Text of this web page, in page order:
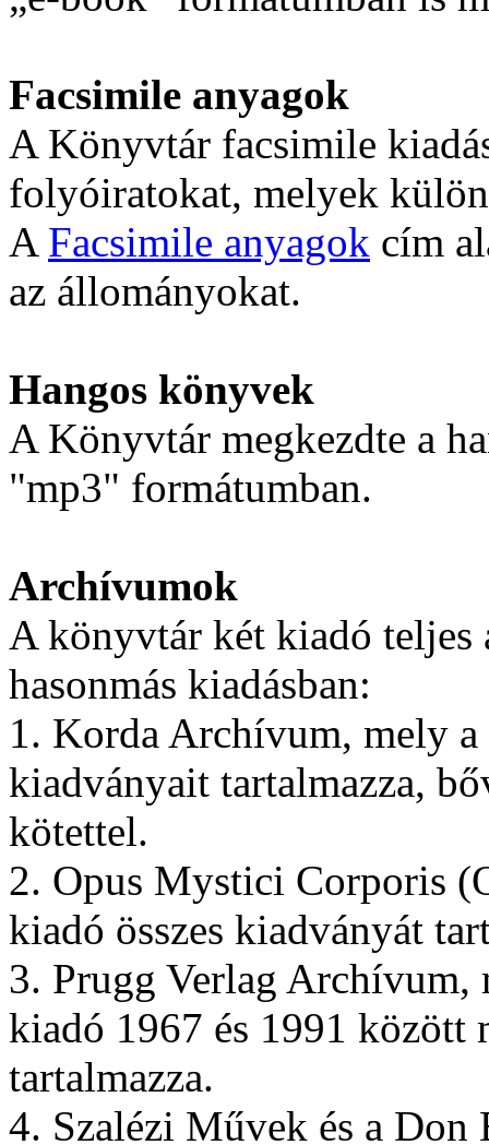
Facsimile anyagok
A Könyvtár facsimile
folyóiratokat, melyek
A Facsimile anyagok cím
az állományokat.
Hangos könyvek
A Könyvtár megkezdte a
"mp3" formátumban.
Archívumok
A könyvtár két kiadó
hasonmás kiadásban:
1. Korda Archívum, mely
kiadványait tartalmazza,
kötettel.
2. Opus Mystici Corporis
kiadó összes kiadványát
3. Prugg Verlag
kiadó 1967 és 1991 között
tartalmazza.
4. Szalézi Művek és a